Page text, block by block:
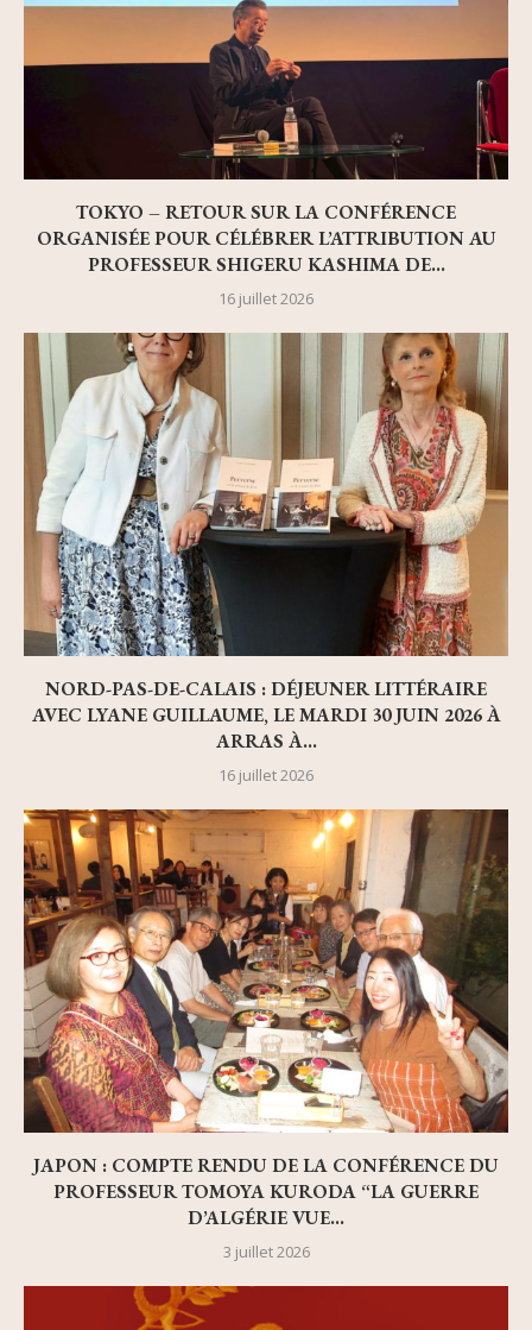
TOKYO – RETOUR SUR LA CONFÉRENCE
ORGANISÉE POUR CÉLÉBRER L’ATTRIBUTION AU
PROFESSEUR SHIGERU KASHIMA DE...
16 juillet 2026
NORD-PAS-DE-CALAIS : DÉJEUNER LITTÉRAIRE
AVEC LYANE GUILLAUME, LE MARDI 30 JUIN 2026 À
ARRAS À...
16 juillet 2026
JAPON : COMPTE RENDU DE LA CONFÉRENCE DU
PROFESSEUR TOMOYA KURODA “LA GUERRE
D’ALGÉRIE VUE...
3 juillet 2026